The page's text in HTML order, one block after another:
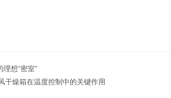
想“密室”
干燥箱在温度控制中的关键作用